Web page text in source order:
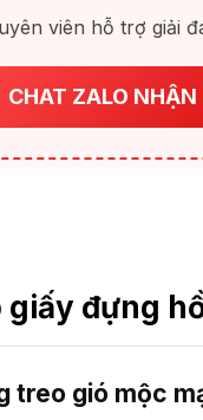
viên hỗ trợ giải
CHAT ZALO
đựng
treo gió mộc